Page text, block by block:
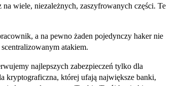
wiele, niezależnych, zaszyfrowanych części. Te
a na pewno żaden pojedynczy haker nie
atakiem.
najlepszych zabezpieczeń tylko dla
kryptograficzna, której ufają największe banki,